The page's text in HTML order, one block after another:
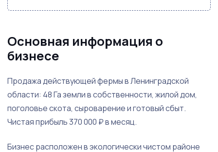
Основная информация о
бизнесе
Продажа действующей фермы в Ленинградской
области: 48 Га земли в собственности, жилой дом,
поголовье скота, сыроварение и готовый сбыт.
Чистая прибыль 370 000 ₽ в месяц.
Бизнес расположен в экологически чистом районе